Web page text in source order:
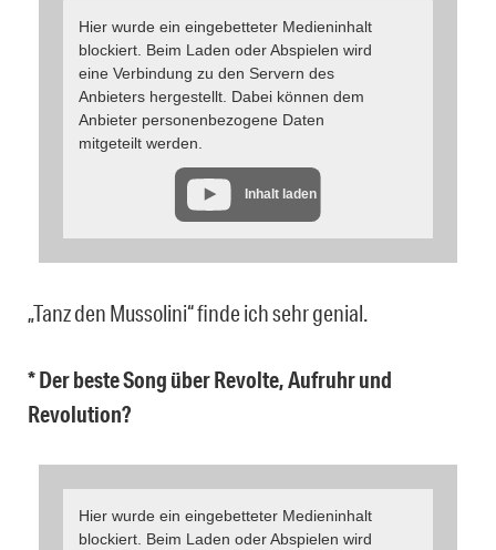
Hier wurde ein eingebetteter Medieninhalt
blockiert. Beim Laden oder Abspielen wird
eine Verbindung zu den Servern des
Anbieters hergestellt. Dabei können dem
Anbieter personenbezogene Daten
mitgeteilt werden.
Inhalt laden
„Tanz den Mussolini“ finde ich sehr genial.
* Der beste Song über Revolte, Aufruhr und
Revolution?
Hier wurde ein eingebetteter Medieninhalt
blockiert. Beim Laden oder Abspielen wird